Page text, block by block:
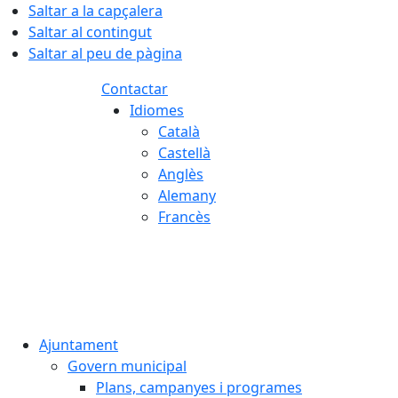
Saltar a la capçalera
Saltar al contingut
Saltar al peu de pàgina
Contactar
Idiomes
Català
Castellà
Anglès
Alemany
Francès
Ajuntament
Govern municipal
Plans, campanyes i programes